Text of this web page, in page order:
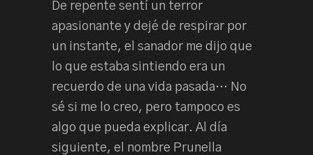
De repente sentí un terror
apasionante y dejé de respirar por
un instante, el sanador me dijo que
lo que estaba sintiendo era un
recuerdo de una vida pasada… No
sé si me lo creo, pero tampoco es
algo que pueda explicar. Al día
siguiente, el nombre Prunella